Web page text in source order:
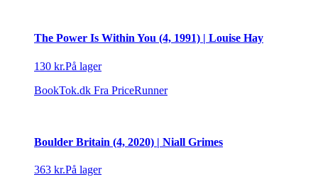
The Power Is Within You (4, 1991) | Louise Hay
130 kr.På lager
BookTok.dk Fra PriceRunner
Boulder Britain (4, 2020) | Niall Grimes
363 kr.På lager